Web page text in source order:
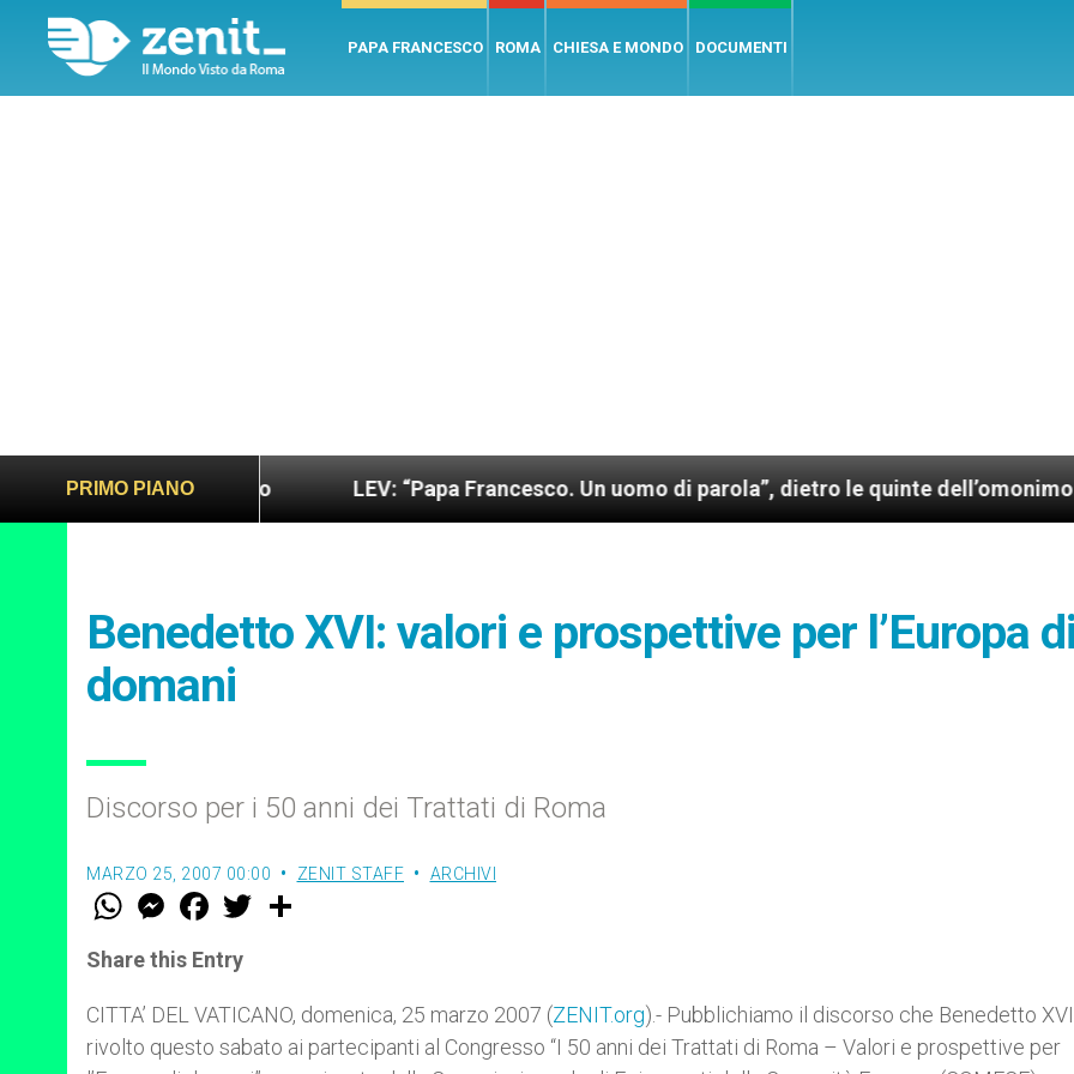
PAPA FRANCESCO ROMA CHIESA E MONDO DOCUMENTI
PRIMO PIANO
e giusto LEV: “Papa Francesco. Un uomo di parola”, dietro le quinte dell’omonimo film di Wim
Benedetto XVI: valori e prospettive per l’Europa di
domani
Discorso per i 50 anni dei Trattati di Roma
MARZO 25, 2007 00:00 ZENIT STAFF ARCHIVI
W
t
s
p
p
M
e
s
e
g
e
r
F
a
e
b
o
k
w
r
Share this Entry
CITTA’ DEL VATICANO, domenica, 25 marzo 2007 (ZENIT.org).- Pubblichiamo il discorso che Benedetto
rivolto questo sabato ai partecipanti al Congresso “I 50 anni dei Trattati di Roma – Valori e prospettive per